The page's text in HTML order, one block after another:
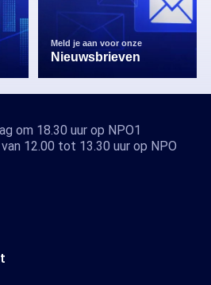
Meld je aan voor onze
Nieuwsbrieven
om 18.30 uur op NPO1
12.00 tot 13.30 uur op NPO